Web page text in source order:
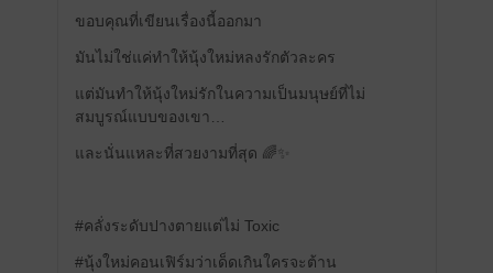
ขอบคุณที่เขียนเรื่องนี้ออกมา
มันไม่ใช่แค่ทำให้นุ้งใหม่หลงรักตัวละคร
แต่มันทำให้นุ้งใหม่รักในความเป็นมนุษย์ที่ไม่
สมบูรณ์แบบของเขา…
และนั่นแหละที่สวยงามที่สุด 🌈✨
#คลั่งระดับปางตายแต่ไม่ Toxic
#นุ้งใหม่คอนเฟิร์มว่าเด็ดเกินใครจะต้าน